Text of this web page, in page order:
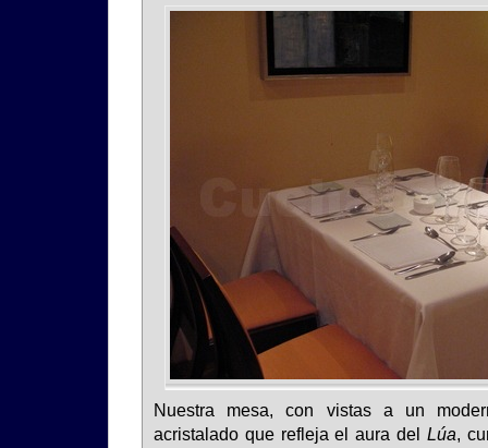
Nuestra mesa, con vistas a un
acristalado que refleja el aura del Lúa,